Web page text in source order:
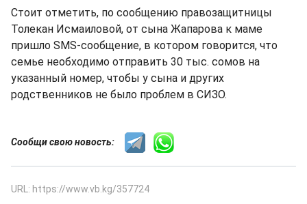
Стоит отметить, по сообщению правозащитницы
Толекан Исмаиловой, от сына Жапарова к маме
пришло SMS-сообщение, в котором говорится, что
семье необходимо отправить 30 тыс. сомов на
указанный номер, чтобы у сына и других
родственников не было проблем в СИЗО.
Сообщи свою новость:
URL: https://www.vb.kg/357724